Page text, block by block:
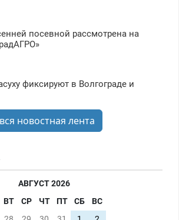
посевной рассмотрена на
фиксируют в Волгограде и
вся новостная лента
АВГУСТ 2026
ВТ СР ЧТ ПТ СБ
ВС